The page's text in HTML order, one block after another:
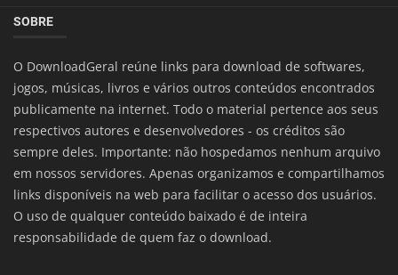
SOBRE
O DownloadGeral reúne links para download de softwares,
jogos, músicas, livros e vários outros conteúdos encontrados
publicamente na internet. Todo o material pertence aos seus
respectivos autores e desenvolvedores - os créditos são
sempre deles. Importante: não hospedamos nenhum arquivo
em nossos servidores. Apenas organizamos e compartilhamos
links disponíveis na web para facilitar o acesso dos usuários.
O uso de qualquer conteúdo baixado é de inteira
responsabilidade de quem faz o download.